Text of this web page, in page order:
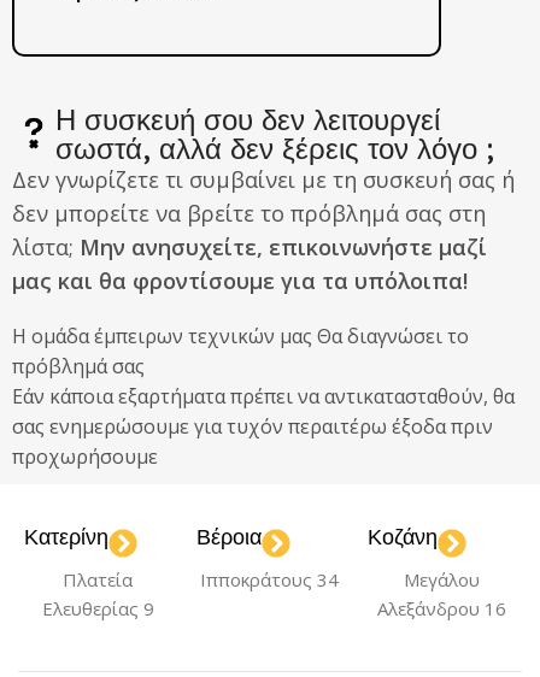
Η συσκευή σου δεν λειτουργεί
σωστά, αλλά δεν ξέρεις τον λόγο ;
Δεν γνωρίζετε τι συμβαίνει με τη συσκευή σας ή
δεν μπορείτε να βρείτε το πρόβλημά σας στη
λίστα; Μην ανησυχείτε, επικοινωνήστε μαζί
μας και θα φροντίσουμε για τα υπόλοιπα!
Η ομάδα έμπειρων τεχνικών μας Θα διαγνώσει το
πρόβλημά σας
Εάν κάποια εξαρτήματα πρέπει να αντικατασταθούν, θα
σας ενημερώσουμε για τυχόν περαιτέρω έξοδα πριν
προχωρήσουμε
Κατερίνη
Πλατεία
Ελευθερίας 9
Βέροια
Ιπποκράτους 34
Κοζάνη
Μεγάλου
Αλεξάνδρου 16